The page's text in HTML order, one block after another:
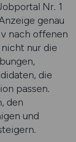
Nr. 1
genau
nach offenen
nur die
die
passen.
den
und